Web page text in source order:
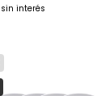
sin interés